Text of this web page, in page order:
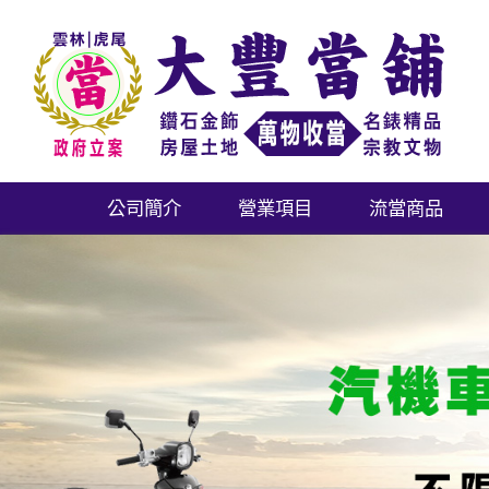
公司簡介 營業項目 流當商品